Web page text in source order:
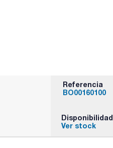
Referencia
BO00160100
Disponibilidad
Ver stock